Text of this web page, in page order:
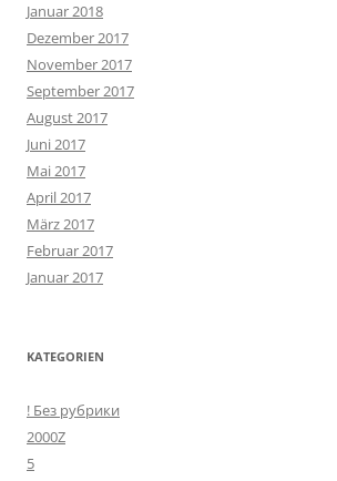
Januar 2018
Dezember 2017
November 2017
September 2017
August 2017
Juni 2017
Mai 2017
April 2017
März 2017
Februar 2017
Januar 2017
KATEGORIEN
! Без рубрики
2000Z
5